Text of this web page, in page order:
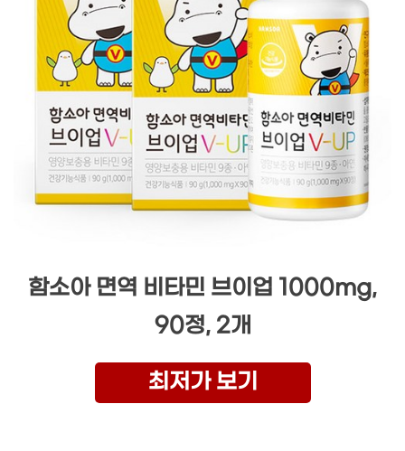
함소아 면역 비타민 브이업 1000mg,
90정, 2개
최저가 보기